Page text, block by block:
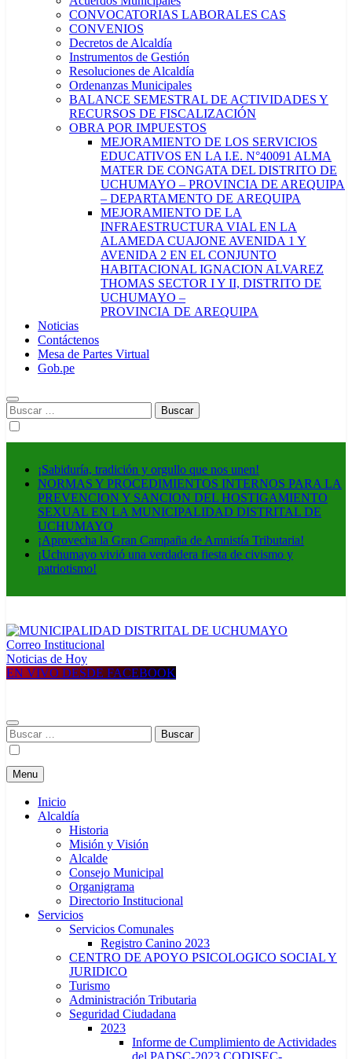
CONVOCATORIAS LABORALES CAS
CONVENIOS
Decretos de Alcaldía
Instrumentos de Gestión
Resoluciones de Alcaldía
Ordenanzas Municipales
BALANCE SEMESTRAL DE ACTIVIDADES Y
RECURSOS DE FISCALIZACIÓN
OBRA POR IMPUESTOS
MEJORAMIENTO DE LOS SERVICIOS
EDUCATIVOS EN LA I.E. N°40091 ALMA
MATER DE CONGATA DEL DISTRITO DE
UCHUMAYO – PROVINCIA DE AREQUIPA
– DEPARTAMENTO DE AREQUIPA
MEJORAMIENTO DE LA
INFRAESTRUCTURA VIAL EN LA
ALAMEDA CUAJONE AVENIDA 1 Y
AVENIDA 2 EN EL CONJUNTO
HABITACIONAL IGNACION ALVAREZ
THOMAS SECTOR I Y II, DISTRITO DE
UCHUMAYO –
PROVINCIA DE AREQUIPA
Noticias
Contáctenos
Mesa de Partes Virtual
Gob.pe
Buscar:
¡Sabiduría, tradición y orgullo que nos unen!
NORMAS Y PROCEDIMIENTOS INTERNOS PARA LA
PREVENCION Y SANCION DEL HOSTIGAMIENTO
SEXUAL EN LA MUNICIPALIDAD DISTRITAL DE
UCHUMAYO
¡Aprovecha la Gran Campaña de Amnistía Tributaria!
¡Uchumayo vivió una verdadera fiesta de civismo y
patriotismo!
MUNICIPALIDAD DISTRITAL DE UCHUMAYO
Construyendo una nueva Historia
Correo Institucional
Noticias de Hoy
EN VIVO DESDE FACEBOOK
Buscar:
Menu
Inicio
Alcaldía
Historia
Misión y Visión
Alcalde
Consejo Municipal
Organigrama
Directorio Institucional
Servicios
Servicios Comunales
Registro Canino 2023
CENTRO DE APOYO PSICOLOGICO SOCIAL Y
JURIDICO
Turismo
Administración Tributaria
Seguridad Ciudadana
2023
Informe de Cumplimiento de Actividades
del PADSC-2023 CODISEC-